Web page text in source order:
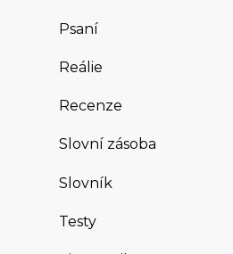
Psaní
Reálie
Recenze
Slovní zásoba
Slovník
Testy